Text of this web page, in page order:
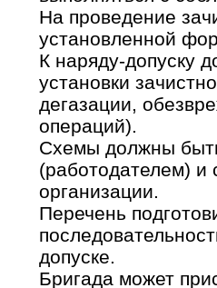
На проведение
установленной
К наряду-допуску
установки
дегазации,
операций).
Схемы должны
(работодателем) и
организации.
Перечень
допуске.
Бригада может